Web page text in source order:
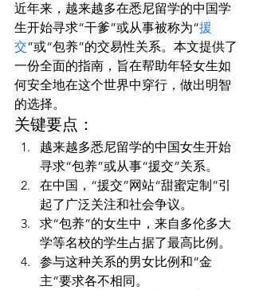
近年来，越来越多在悉尼留学的中国学
生开始寻求“干爹”或从事被称为“援
交”或“包养”的交易性关系。本文提供了
一份全面的指南，旨在帮助年轻女生如
何安全地在这个世界中穿行，做出明智
的选择。
关键要点：
越来越多悉尼留学的中国女生开始
寻求“包养”或从事“援交”关系。
在中国，“援交”网站“甜蜜定制”引
起了广泛关注和社会争议。
求“包养”的女生中，来自多伦多大
学等名校的学生占据了最高比例。
参与这种关系的男女比例和“金
主”要求各不相同。